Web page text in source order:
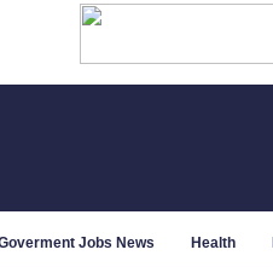
Jobs News Health